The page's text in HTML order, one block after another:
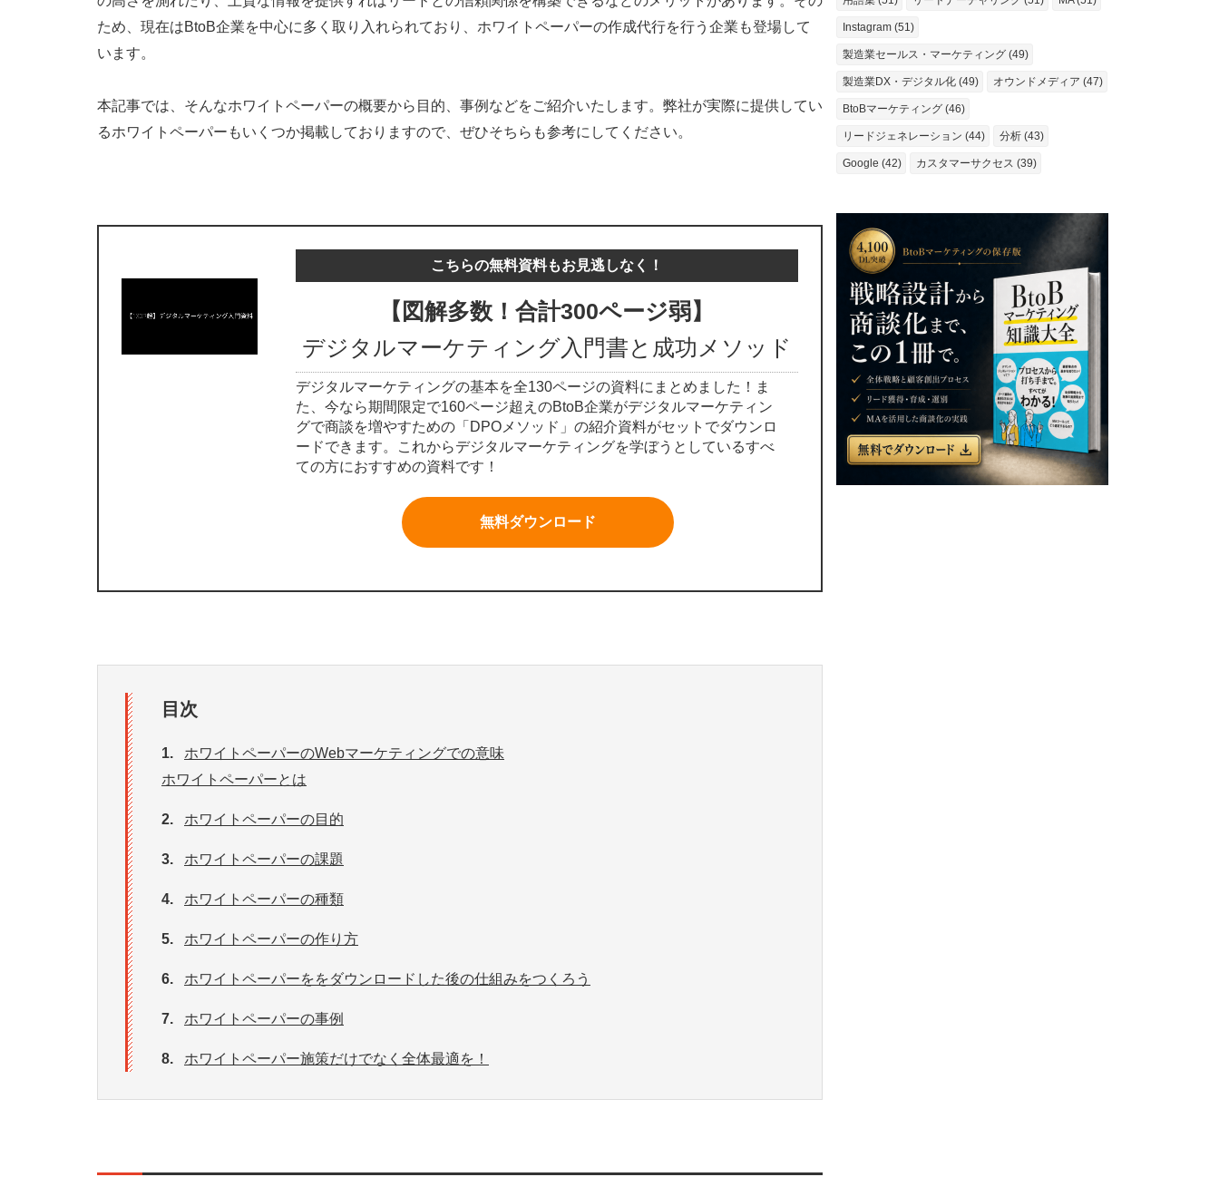
ため、現在はBtoB企業を中心に多く取り入れられており、ホワイトペーパーの作成代行を行う企業も登場して
います。
本記事では、そんなホワイトペーパーの概要から目的、事例などをご紹介いたします。弊社が実際に提供してい
るホワイトペーパーもいくつか掲載しておりますので、ぜひそちらも参考にしてください。
こちらの無料資料もお見逃しなく！
【図解多数！合計300ページ弱】
デジタルマーケティング入門書と成功メソッド
デジタルマーケティングの基本を全130ページの資料にまとめました！ま
た、今なら期間限定で160ページ超えのBtoB企業がデジタルマーケティン
グで商談を増やすための「DPOメソッド」の紹介資料がセットでダウンロ
ードできます。これからデジタルマーケティングを学ぼうとしているすべ
ての方におすすめの資料です！
無料ダウンロード
目次
1.
ホワイトペーパーのWebマーケティングでの意味
ホワイトペーパーとは
2. ホワイトペーパーの目的
3. ホワイトペーパーの課題
4. ホワイトペーパーの種類
5. ホワイトペーパーの作り方
6. ホワイトペーパーををダウンロードした後の仕組みをつくろう
7. ホワイトペーパーの事例
8. ホワイトペーパー施策だけでなく全体最適を！
Instagram (51)
製造業セールス・マーケティング (49)
製造業DX・デジタル化 (49) オウンドメディア (47)
BtoBマーケティング (46)
リードジェネレーション (44) 分析 (43)
Google (42) カスタマーサクセス (39)